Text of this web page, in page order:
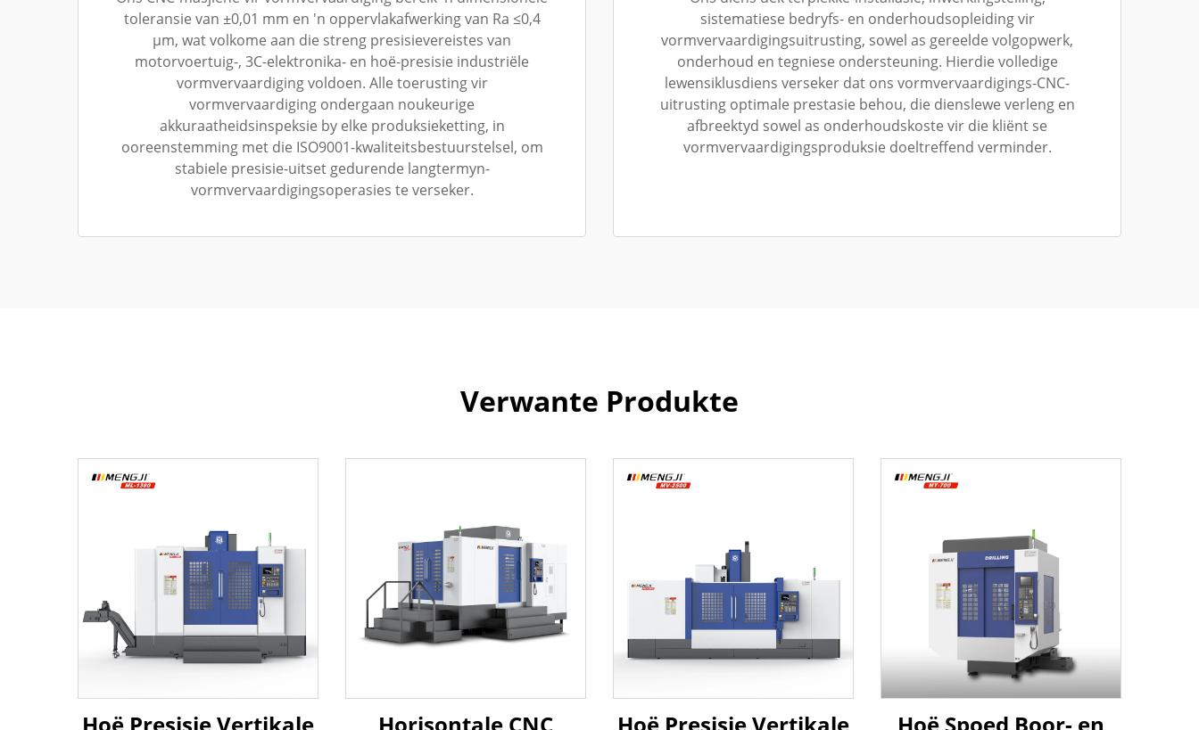
toleransie van ±0,01 mm en 'n oppervlakafwerking van Ra ≤0,4
µm, wat volkome aan die streng presisievereistes van
motorvoertuig-, 3C-elektronika- en hoë-presisie industriële
vormvervaardiging voldoen. Alle toerusting vir
vormvervaardiging ondergaan noukeurige
akkuraatheidsinspeksie by elke produksieketting, in
ooreenstemming met die ISO9001-kwaliteitsbestuurstelsel, om
stabiele presisie-uitset gedurende langtermyn-
vormvervaardigingsoperasies te verseker.
sistematiese bedryfs- en onderhoudsopleiding vir
vormvervaardigingsuitrusting, sowel as gereelde volgopwerk,
onderhoud en tegniese ondersteuning. Hierdie volledige
lewensiklusdiens verseker dat ons vormvervaardigings-CNC-
uitrusting optimale prestasie behou, die dienslewe verleng en
afbreektyd sowel as onderhoudskoste vir die kliënt se
vormvervaardigingsproduksie doeltreffend verminder.
Verwante Produkte